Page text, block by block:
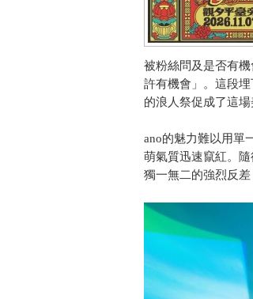
被粉絲問及是否有
許有機會」。這段
的浪人祭促成了這場
ano的魅力難以用單
萌氣質迅速竄紅。
獨一無二的強烈反